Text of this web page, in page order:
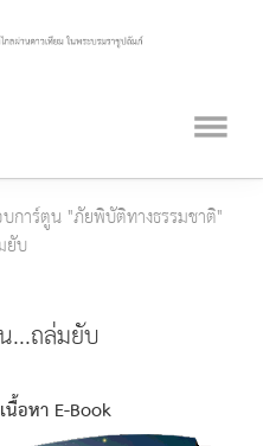
การ์ตูน "ภัยพิบัติทางธรรมชาติ"
บ
...ถล่มยับ
อหา E-Book